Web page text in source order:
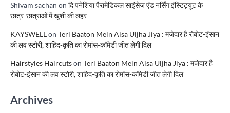
Shivam sachan on दि पनेशिया पैरामेडिकल साइंसेज एंड नर्सिंग इंस्टिट्यूट के
छात्र-छात्राओं में खुशी की लहर
KAYSWELLon Teri Baaton Mein Aisa Uljha Jiya : मजेदार है रोबोट-इंसान
की लव स्टोरी, शाहिद-कृति का रोमांस-कॉमेडी जीत लेगी दिल
Hairstyles Haircutson Teri Baaton Mein Aisa Uljha Jiya : मजेदार है
रोबोट-इंसान की लव स्टोरी, शाहिद-कृति का रोमांस-कॉमेडी जीत लेगी दिल
Archives